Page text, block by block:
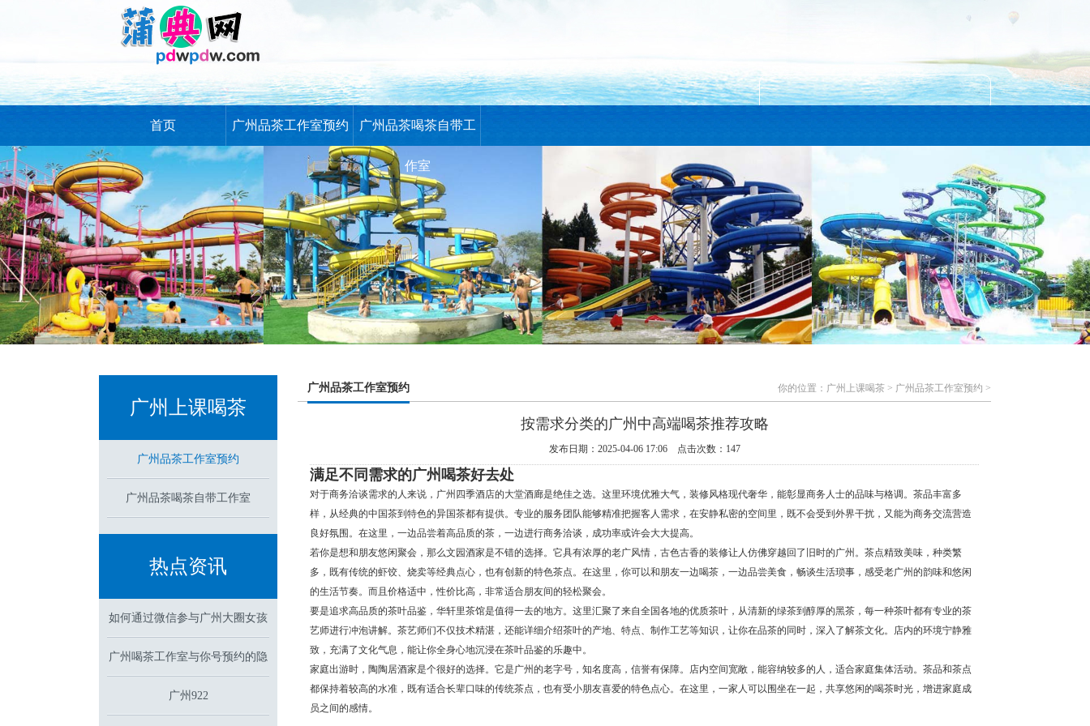
首页 广州品茶工作室预约 广州品茶喝茶自带工
作室
广州上课喝茶
广州品茶工作室预约
广州品茶喝茶自带工作室
热点资讯
如何通过微信参与广州大圈女孩
招聘招聘？
广州喝茶工作室与你号预约的隐
藏功能解析
广州922
广州品茶工作室预约 你的位置： 广州上课喝茶 > 广州品茶工作室预约 >
按需求分类的广州中高端喝茶推荐攻略
发布日期：2025-04-06 17:06 点击次数：147
满足不同需求的广州喝茶好去处
对于商务洽谈需求的人来说，广州四季酒店的大堂酒廊是绝佳之选。这里环境优雅大气，装修风格现代奢华，能彰显商务人士的品味与格调。茶品丰富多
样，从经典的中国茶到特色的异国茶都有提供。专业的服务团队能够精准把握客人需求，在安静私密的空间里，既不会受到外界干扰，又能为商务交流营造
良好氛围。在这里，一边品尝着高品质的茶，一边进行商务洽谈，成功率或许会大大提高。
若你是想和朋友悠闲聚会，那么文园酒家是不错的选择。它具有浓厚的老广风情，古色古香的装修让人仿佛穿越回了旧时的广州。茶点精致美味，种类繁
多，既有传统的虾饺、烧卖等经典点心，也有创新的特色茶点。在这里，你可以和朋友一边喝茶，一边品尝美食，畅谈生活琐事，感受老广州的韵味和悠闲
的生活节奏。而且价格适中，性价比高，非常适合朋友间的轻松聚会。
要是追求高品质的茶叶品鉴，华轩里茶馆是值得一去的地方。这里汇聚了来自全国各地的优质茶叶，从清新的绿茶到醇厚的黑茶，每一种茶叶都有专业的茶
艺师进行冲泡讲解。茶艺师们不仅技术精湛，还能详细介绍茶叶的产地、特点、制作工艺等知识，让你在品茶的同时，深入了解茶文化。店内的环境宁静雅
致，充满了文化气息，能让你全身心地沉浸在茶叶品鉴的乐趣中。
家庭出游时，陶陶居酒家是个很好的选择。它是广州的老字号，知名度高，信誉有保障。店内空间宽敞，能容纳较多的人，适合家庭集体活动。茶品和茶点
都保持着较高的水准，既有适合长辈口味的传统茶点，也有受小朋友喜爱的特色点心。在这里，一家人可以围坐在一起，共享悠闲的喝茶时光，增进家庭成
员之间的感情。